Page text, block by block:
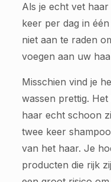
Als je echt vet
keer per dag in
niet aan te raden
voegen aan uw
Misschien vind je
wassen prettig.
haar echt schoon
twee keer
van het haar. Je
producten die rijk